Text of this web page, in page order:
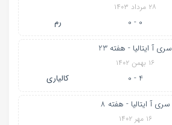
۲۸ مرداد ۱۴۰۳
0 - 0 رم
سری آ ایتالیا - هفته 23
۱۶ بهمن ۱۴۰۲
4 - 0 کالیاری
سری آ ایتالیا - هفته 8
۱۶ مهر ۱۴۰۲